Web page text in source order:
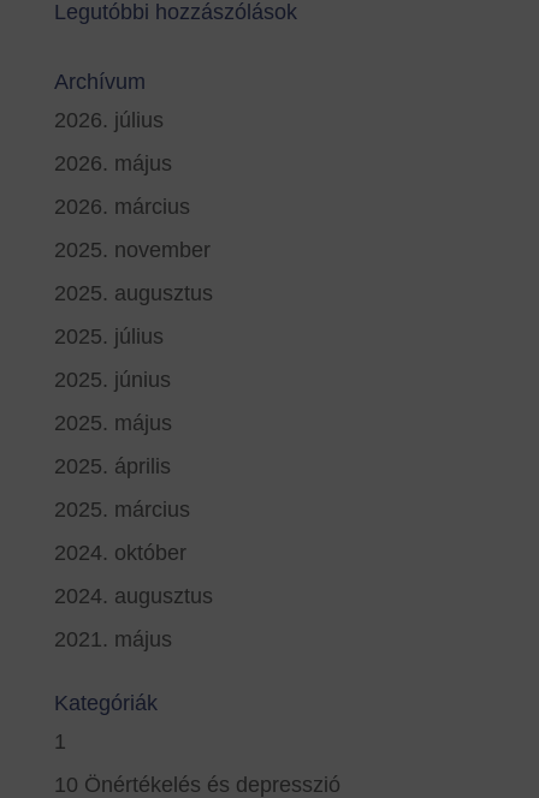
Legutóbbi hozzászólások
Archívum
2026. július
2026. május
2026. március
2025. november
2025. augusztus
2025. július
2025. június
2025. május
2025. április
2025. március
2024. október
2024. augusztus
2021. május
Kategóriák
1
10 Önértékelés és depresszió